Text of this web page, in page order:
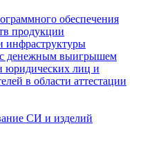
обеспечения
продукции
инфраструктуры
с денежным выигрышем
юридических лиц и
в области аттестации
СИ и изделий